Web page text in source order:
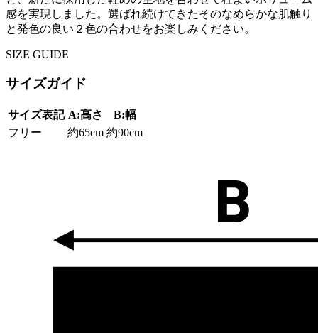
感を実現しました。選ばれ続けてきたそのなめらかな肌触り
と発色の良い２色の合わせをお楽しみください。
SIZE GUIDE
サイズガイド
サイズ表記 A:高さ
B:幅
フリー
約65cm 約90cm